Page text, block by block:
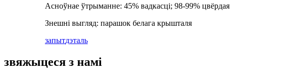
Асноўнае ўтрыманне: 45% вадкасці; 98-99% цвёрдая
Знешні выгляд: парашок белага крышталя
запытдэталь
звяжыцеся з намі